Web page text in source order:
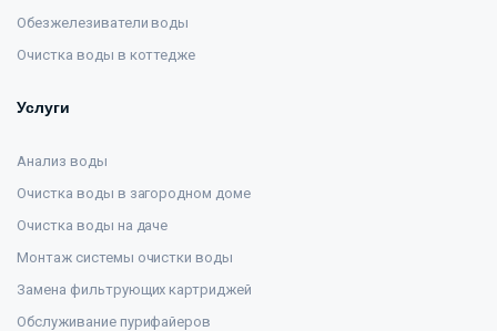
Обезжелезиватели воды
Очистка воды в коттедже
Услуги
Анализ воды
Очистка воды в загородном доме
Очистка воды на даче
Монтаж системы очистки воды
Замена фильтрующих картриджей
Обслуживание пурифайеров